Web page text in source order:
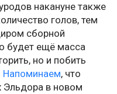
накануне также
голов, тем
сборной
будет ещё масса
но и побить
Напоминаем, что
Эльдора в новом